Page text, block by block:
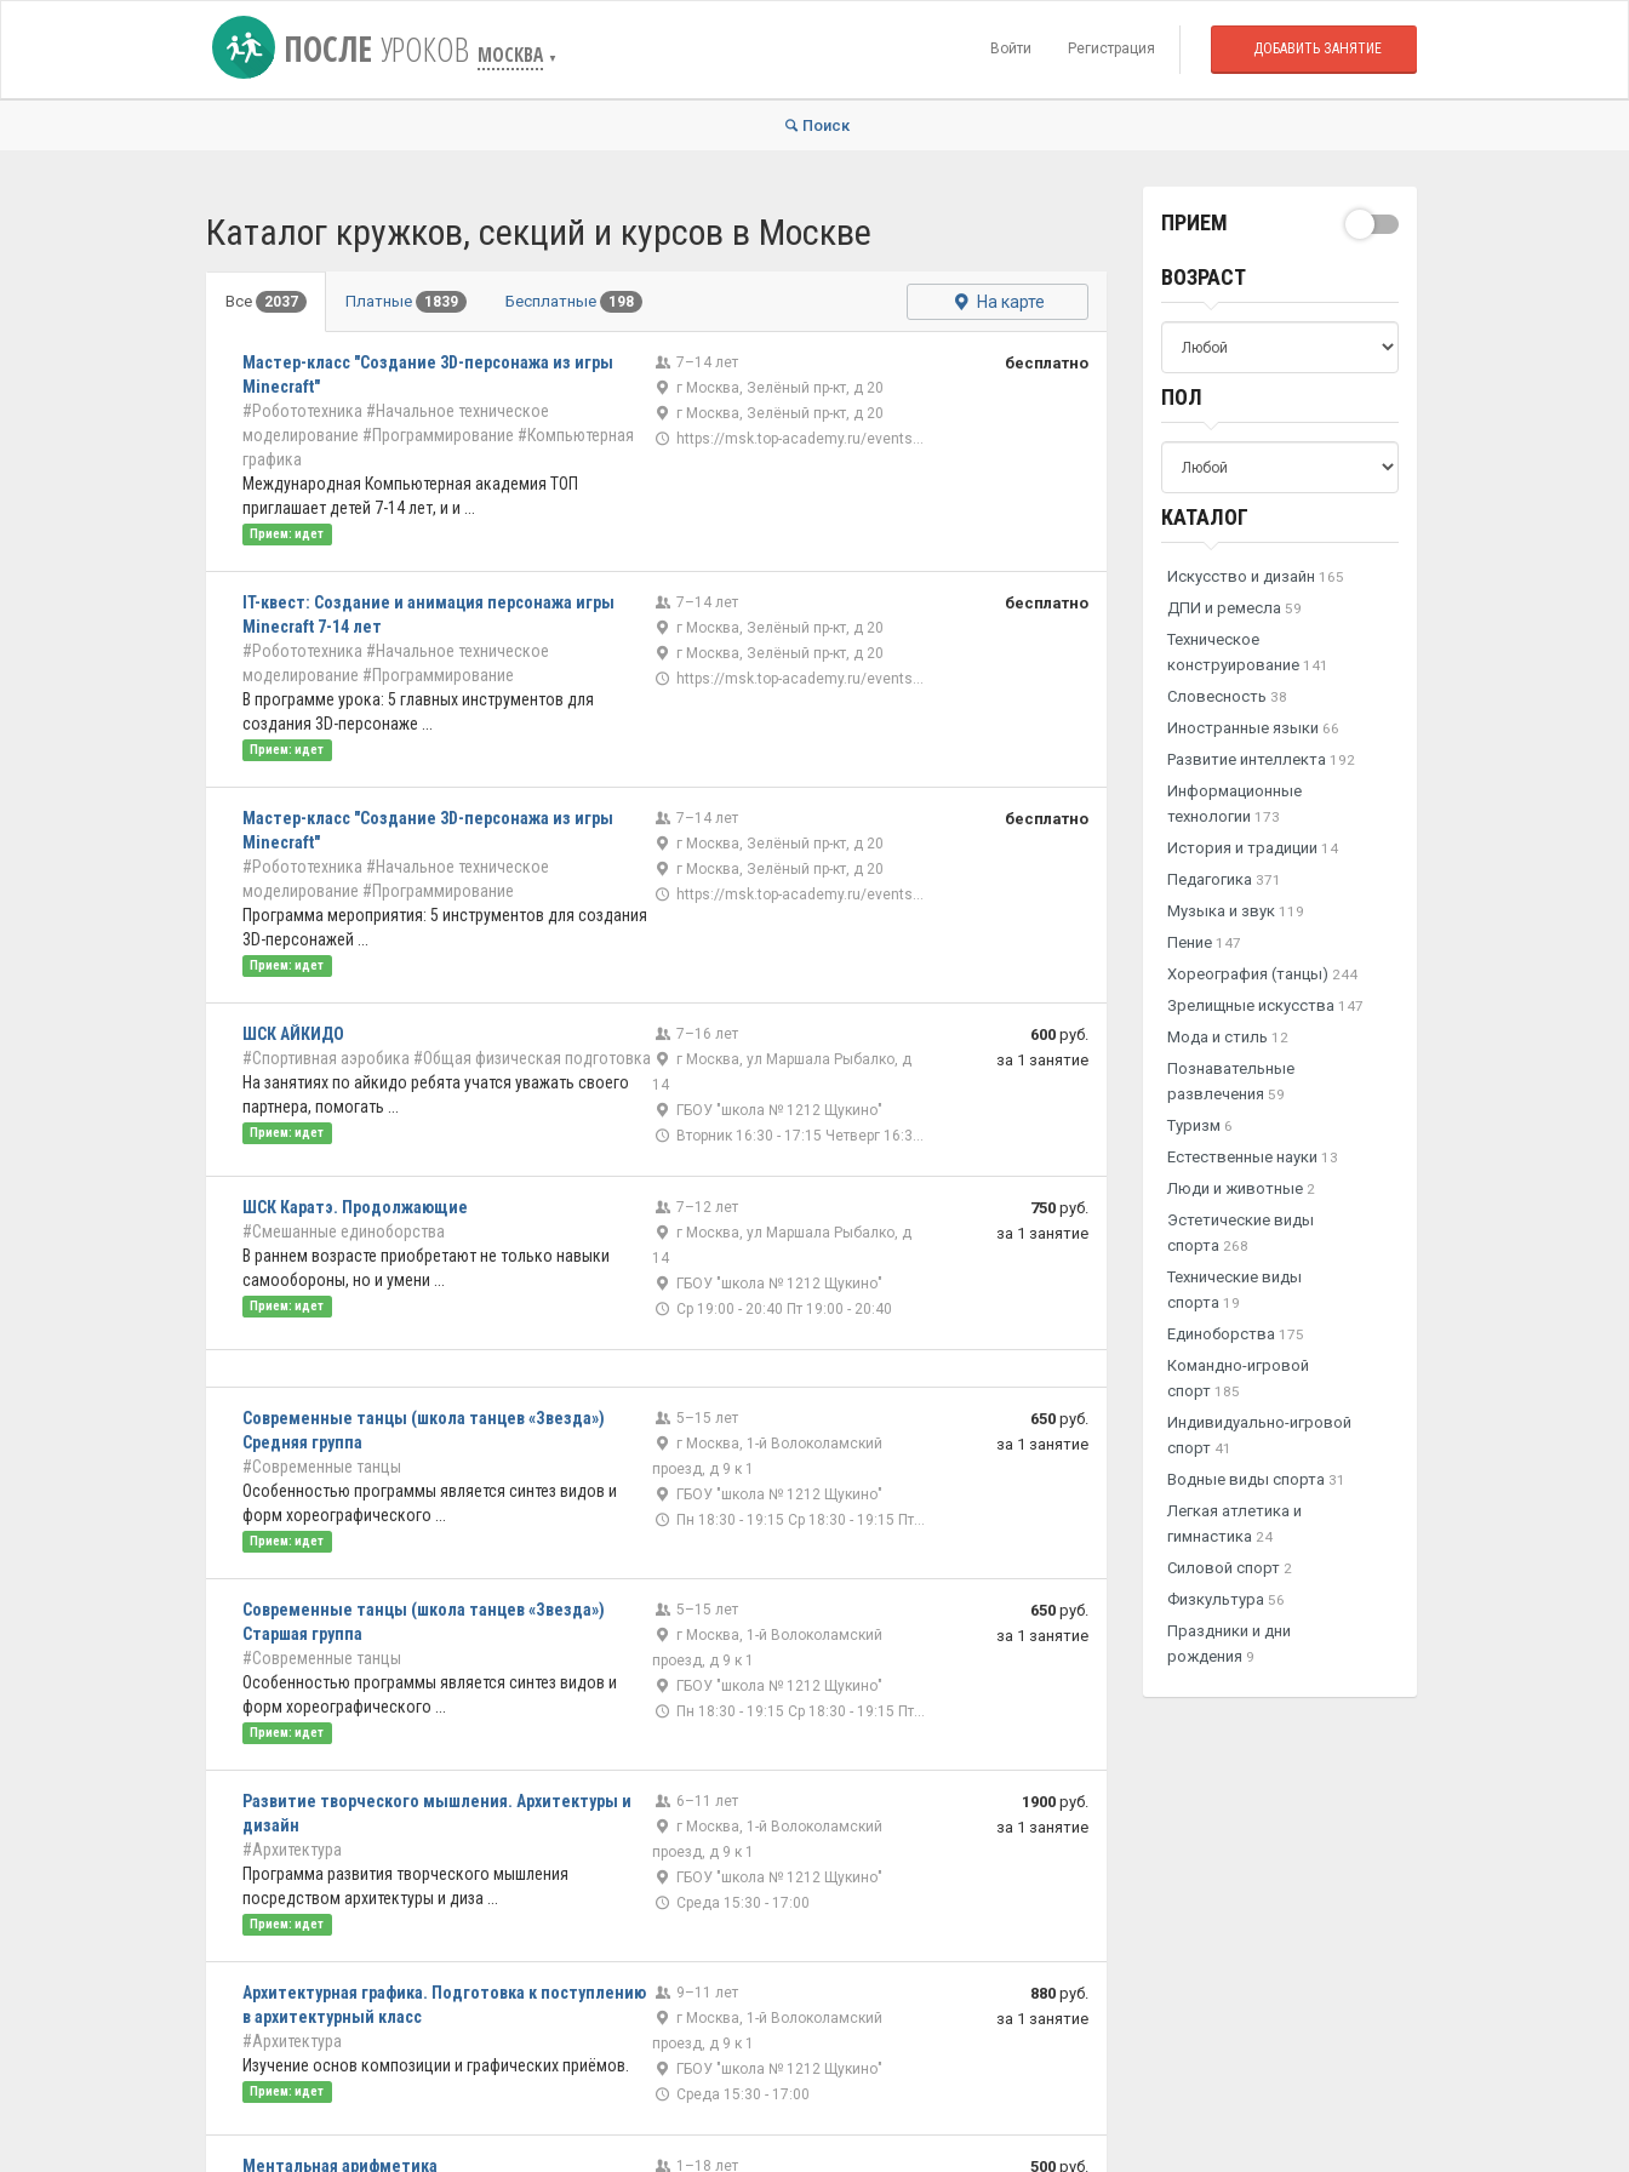
ПОСЛЕ УРОКОВ МОСКВА ▼
Войти Регистрация ДОБАВИТЬ ЗАНЯТИЕ
Поиск
Каталог кружков, секций и курсов в Москве
Все 2037 Платные 1839 Бесплатные 198 На карте
Мастер-класс "Создание 3D-персонажа из игры
Minecraft"
#Робототехника #Начальное техническое
моделирование #Программирование #Компьютерная
графика
Международная Компьютерная академия ТОП
приглашает детей 7-14 лет, и и ...
Прием: идет
7–14 лет
г Москва, Зелёный пр-кт, д 20
г Москва, Зелёный пр-кт, д 20
https://msk.top-academy.ru/events/1065/43/16513
бесплатно
IT-квест: Создание и анимация персонажа игры
Minecraft 7-14 лет
#Робототехника #Начальное техническое
моделирование #Программирование
В программе урока: 5 главных инструментов для
создания 3D-персонаже ...
Прием: идет
7–14 лет
г Москва, Зелёный пр-кт, д 20
г Москва, Зелёный пр-кт, д 20
https://msk.top-academy.ru/events/7896/43/17377
бесплатно
Мастер-класс "Создание 3D-персонажа из игры
Minecraft"
#Робототехника #Начальное техническое
моделирование #Программирование
Программа мероприятия: 5 инструментов для создания
3D-персонажей ...
Прием: идет
7–14 лет
г Москва, Зелёный пр-кт, д 20
г Москва, Зелёный пр-кт, д 20
https://msk.top-academy.ru/events/1065/43/17376
бесплатно
ШСК АЙКИДО
#Спортивная аэробика #Общая физическая подготовка
На занятиях по айкидо ребята учатся уважать своего
партнера, помогать ...
Прием: идет
7–16 лет
г Москва, ул Маршала Рыбалко, д
14
ГБОУ "школа № 1212 Щукино"
Вторник 16:30 - 17:15 Четверг 16:30 - 17:15
600руб.
за 1 занятие
ШСК Каратэ. Продолжающие
#Смешанные единоборства
В раннем возрасте приобретают не только навыки
самообороны, но и умени ...
Прием: идет
7–12 лет
г Москва, ул Маршала Рыбалко, д
14
ГБОУ "школа № 1212 Щукино"
Ср 19:00 - 20:40 Пт 19:00 - 20:40
750руб.
за 1 занятие
Современные танцы (школа танцев «Звезда»)
Средняя группа
#Современные танцы
Особенностью программы является синтез видов и
форм хореографического ...
Прием: идет
5–15 лет
г Москва, 1-й Волоколамский
проезд, д 9 к 1
ГБОУ "школа № 1212 Щукино"
Пн 18:30 - 19:15 Ср 18:30 - 19:15 Пт 18:30 - 19:15
650руб.
за 1 занятие
Современные танцы (школа танцев «Звезда»)
Старшая группа
#Современные танцы
Особенностью программы является синтез видов и
форм хореографического ...
Прием: идет
5–15 лет
г Москва, 1-й Волоколамский
проезд, д 9 к 1
ГБОУ "школа № 1212 Щукино"
Пн 18:30 - 19:15 Ср 18:30 - 19:15 Пт 18:30 - 19:15
650руб.
за 1 занятие
Развитие творческого мышления. Архитектуры и
дизайн
#Архитектура
Программа развития творческого мышления
посредством архитектуры и диза ...
Прием: идет
6–11 лет
г Москва, 1-й Волоколамский
проезд, д 9 к 1
ГБОУ "школа № 1212 Щукино"
Среда 15:30 - 17:00
1900руб.
за 1 занятие
Архитектурная графика. Подготовка к поступлению
в архитектурный класс
#Архитектура
Изучение основ композиции и графических приёмов.
Прием: идет
9–11 лет
г Москва, 1-й Волоколамский
проезд, д 9 к 1
ГБОУ "школа № 1212 Щукино"
Среда 15:30 - 17:00
880руб.
за 1 занятие
Ментальная арифметика 1–18 лет 500руб.
ПРИЕМ
ВОЗРАСТ
ПОЛ
КАТАЛОГ
Искусство и дизайн 165
ДПИ и ремесла 59
Техническое
конструирование 141
Словесность 38
Иностранные языки 66
Развитие интеллекта 192
Информационные
технологии 173
История и традиции 14
Педагогика 371
Музыка и звук 119
Пение 147
Хореография (танцы) 244
Зрелищные искусства 147
Мода и стиль 12
Познавательные
развлечения 59
Туризм 6
Естественные науки 13
Люди и животные 2
Эстетические виды
спорта 268
Технические виды
спорта 19
Единоборства 175
Командно-игровой
спорт 185
Индивидуально-игровой
спорт 41
Водные виды спорта 31
Легкая атлетика и
гимнастика 24
Силовой спорт 2
Физкультура 56
Праздники и дни
рождения 9